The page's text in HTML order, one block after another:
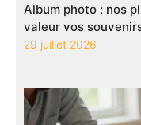
Album photo : nos
valeur vos
29 juillet 2026